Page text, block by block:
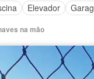
Elevador
na mão